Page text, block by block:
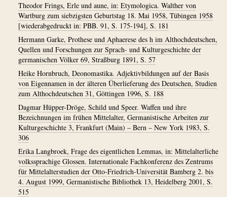
Theodor Frings, Erle und aune, in: Etymologica. Walther von
Wartburg zum siebzigsten Geburtstag 18. Mai 1958, Tübingen 1958
[wiederabgedruckt in: PBB. 91, S. 175-194], S. 181
Hermann Garke, Prothese und Aphaerese des h im Althochdeutschen,
Quellen und Forschungen zur Sprach- und Kulturgeschichte der
germanischen Völker 69, Straßburg 1891, S. 57
Heike Hornbruch, Deonomastika. Adjektivbildungen auf der Basis
von Eigennamen in der älteren Überlieferung des Deutschen, Studien
zum Althochdeutschen 31, Göttingen 1996, S. 188
Dagmar Hüpper-Dröge, Schild und Speer. Waffen und ihre
Bezeichnungen im frühen Mittelalter, Germanistische Arbeiten zur
Kulturgeschichte 3, Frankfurt (Main) – Bern – New York 1983, S.
306
Erika Langbroek, Frage des eigentlichen Lemmas, in: Mittelalterliche
volkssprachige Glossen. Internationale Fachkonferenz des Zentrums
für Mittelalterstudien der Otto-Friedrich-Universität Bamberg 2. bis
4. August 1999, Germanistische Bibliothek 13, Heidelberg 2001, S.
515